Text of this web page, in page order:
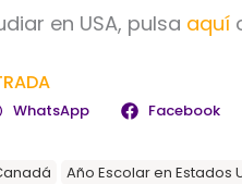
en USA, pulsa aquí
WhatsApp Facebook
Año Escolar en Estados